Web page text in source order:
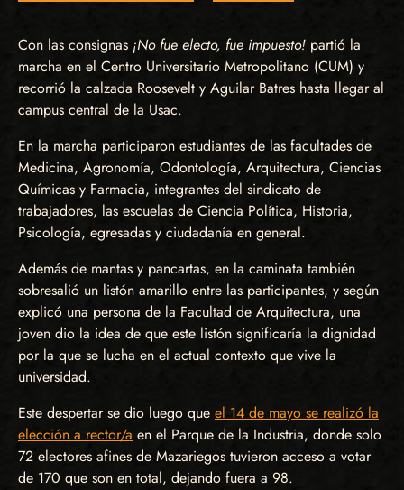
Con las consignas ¡No fue electo, fue impuesto! partió la
marcha en el Centro Universitario Metropolitano (CUM) y
recorrió la calzada Roosevelt y Aguilar Batres hasta llegar al
campus central de la Usac.
En la marcha participaron estudiantes de las facultades de
Medicina, Agronomía, Odontología, Arquitectura, Ciencias
Químicas y Farmacia, integrantes del sindicato de
trabajadores, las escuelas de Ciencia Política, Historia,
Psicología, egresadas y ciudadanía en general.
Además de mantas y pancartas, en la caminata también
sobresalió un listón amarillo entre las participantes, y según
explicó una persona de la Facultad de Arquitectura, una
joven dio la idea de que este listón significaría la dignidad
por la que se lucha en el actual contexto que vive la
universidad.
Este despertar se dio luego que el 14 de mayo se realizó la
elección a rector/a en el Parque de la Industria, donde solo
72 electores afines de Mazariegos tuvieron acceso a votar
de 170 que son en total, dejando fuera a 98.